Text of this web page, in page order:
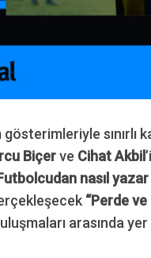
sınırlı
Biçerve Cihat Akbil
nasıl
“Perde
arasında yer